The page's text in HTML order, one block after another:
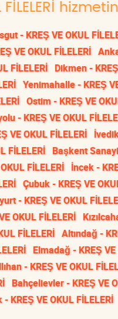
FİLELERİ
- KREŞ VE OKUL
VE OKUL FİLELERİ
FİLELERİ Dikmen -
Yenimahalle - KREŞ
Ostim - KREŞ VE
- KREŞ VE OKUL
VE OKUL FİLELERİ
FİLELERİ Başkent
FİLELERİ İncek -
Çubuk - KREŞ VE
- KREŞ VE OKUL
OKUL FİLELERİ
FİLELERİ Altındağ -
Elmadağ - KREŞ VE
- KREŞ VE OKUL
Bahçelievler - KREŞ VE
- KREŞ VE OKUL FİLELERİ